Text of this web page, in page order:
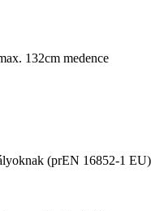
132cm medence
(prEN 16852-1 EU)